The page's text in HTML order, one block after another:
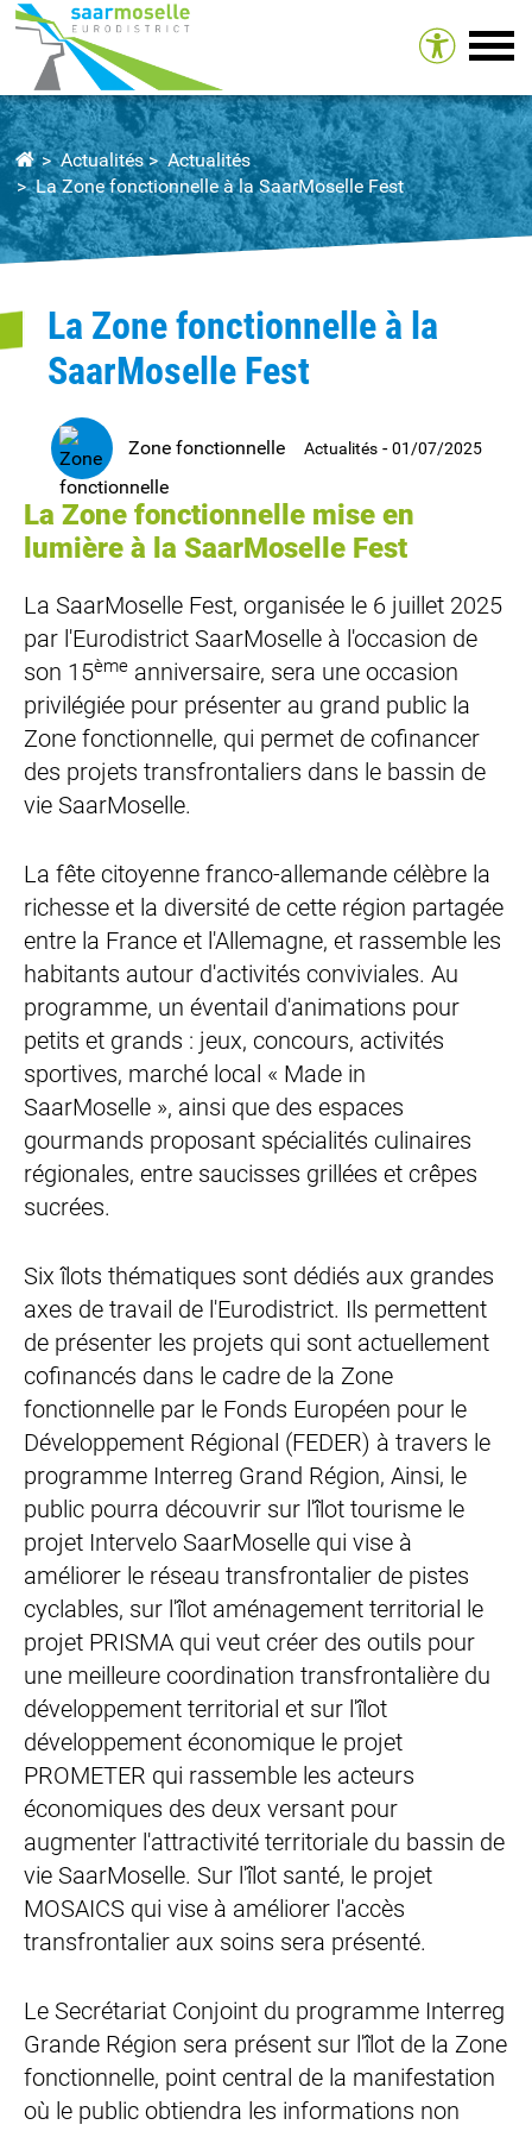
Actualités
Actualités
La Zone fonctionnelle à la SaarMoselle Fest
La Zone fonctionnelle à la
SaarMoselle Fest
Zone fonctionnelle Actualités-01/07/2025
La Zone fonctionnelle mise en
lumière à la SaarMoselle Fest
La SaarMoselle Fest, organisée le 6 juillet 2025
par l'Eurodistrict SaarMoselle à l'occasion de
son 15ème anniversaire, sera une occasion
privilégiée pour présenter au grand public la
Zone fonctionnelle, qui permet de cofinancer
des projets transfrontaliers dans le bassin de
vie SaarMoselle.
La fête citoyenne franco-allemande célèbre la
richesse et la diversité de cette région partagée
entre la France et l'Allemagne, et rassemble les
habitants autour d'activités conviviales. Au
programme, un éventail d'animations pour
petits et grands : jeux, concours, activités
sportives, marché local « Made in
SaarMoselle », ainsi que des espaces
gourmands proposant spécialités culinaires
régionales, entre saucisses grillées et crêpes
sucrées.
Six îlots thématiques sont dédiés aux grandes
axes de travail de l'Eurodistrict. Ils permettent
de présenter les projets qui sont actuellement
cofinancés dans le cadre de la Zone
fonctionnelle par le Fonds Européen pour le
Développement Régional (FEDER) à travers le
programme Interreg Grand Région, Ainsi, le
public pourra découvrir sur l'îlot tourisme le
projet Intervelo SaarMoselle qui vise à
améliorer le réseau transfrontalier de pistes
cyclables, sur l'îlot aménagement territorial le
projet PRISMA qui veut créer des outils pour
une meilleure coordination transfrontalière du
développement territorial et sur l'îlot
développement économique le projet
PROMETER qui rassemble les acteurs
économiques des deux versant pour
augmenter l'attractivité territoriale du bassin de
vie SaarMoselle. Sur l'îlot santé, le projet
MOSAICS qui vise à améliorer l'accès
transfrontalier aux soins sera présenté.
Le Secrétariat Conjoint du programme Interreg
Grande Région sera présent sur l'îlot de la Zone
fonctionnelle, point central de la manifestation
où le public obtiendra les informations non